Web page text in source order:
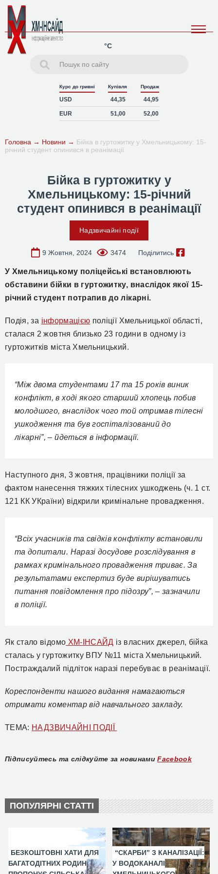
°C
Курс до гривні Купівля Продаж
USD 44,35 44,95
EUR 51,00 52,00
Головна → Новини → Бійка в гуртожитку у Хмельницькому: 15-
річний студент опинився в реанімації
Бійка в гуртожитку у
Хмельницькому: 15-річний
студент опинився в реанімації
Надзвичайні події
9 Жовтня, 2024 3474 Поділитись
У Хмельницькому поліцейські встановлюють
обставини бійки в гуртожитку, внаслідок якої 15-
річний студент потрапив до лікарні.
Подія, за інформацією поліції Хмельницької області,
сталася 2 жовтня близько 23 години в одному із
гуртожитків міста Хмельницький.
“Між двома студентами 17 та 15 років виник
конфлікт, в ході якого старший хлопець побив
молодшого, внаслідок чого той отримав тілесні
ушкодження та був госпіталізований до
лікарні”, – йдеться в інформації.
Наступного дня, 3 жовтня, працівники поліції за
фактом нанесення тяжких тілесних ушкоджень (ч. 1 ст.
121 КК УКраїни) відкрили кримінальне провадження.
“Всіх учасників та свідків конфлікту встановили
та допитали. Наразі досудове розслідування в
рамках кримінального провадження триває. За
результатами експертиз буде вирішуватись
питання повідомлення про підозру”, – зазначили
в поліції.
Як стало відомо ХМ-ІНСАЙД із власних джерел, бійка
сталась у гуртожитку ВПУ №11 міста Хмельницький.
Постраждалий підліток наразі перебуває в реанімації.
Кореспонденти нашого видання намагаються
отримати коментар від навчального закладу.
ТЕМА: НАДЗВИЧАЙНІ ПОДІЇ
Підписуйтесь та слідкуйте за новинами Facebook
ПОПУЛЯРНІ СТАТТІ
БЕЗКОШТОВНІ ХАТИ ДЛЯ
БАГАТОДІТНИХ РОДИН
“СКАРБИ” З КАНАЛІЗАЦІЇ:
У ВОДОКАНАЛІ